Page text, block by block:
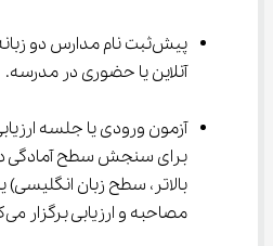
پیش‌ثبت ‌نام مدارس
آنلاین یا حضوری در مدرسه.
آزمون ورودی یا جلسه
بالاتر، سطح زبان
مصاحبه و ارزیابی برگزار می‌کنند.